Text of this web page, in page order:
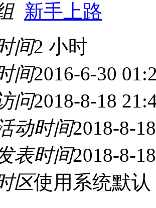
新手上路
间2 小时
间2016-6-30
问2018-8-18
动时间2018-8-
表时间2018-8-
区使用系统默认